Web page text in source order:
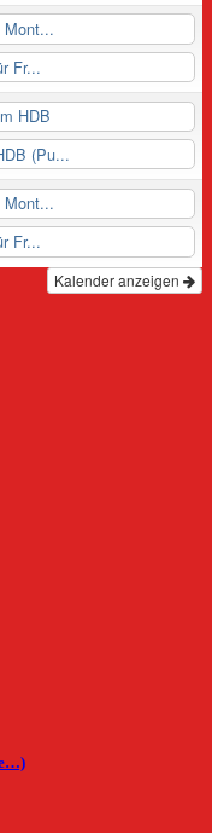
Mont...
Fr...
HDB
(Pu...
Mont...
Fr...
Kalender anzeigen